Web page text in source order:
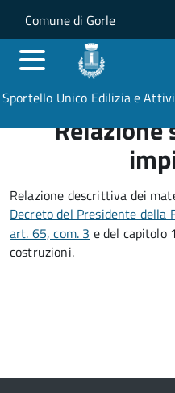
Salta al contenuto
Skip to site
Comune di Gorle
Sportello Unico Edilizia e
Relazione descrittiva dei
Decreto del Presidente
art. 65, com. 3 e del capitolo
costruzioni.